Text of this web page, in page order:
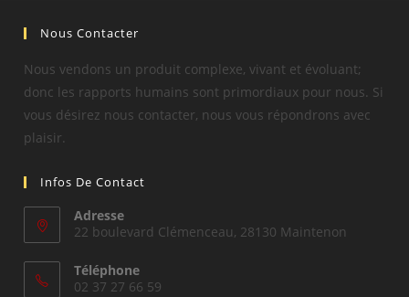
Nous Contacter
Nous vendons un produit complexe, vivant et évoluant;
donc les rapports humains sont primordiaux pour nous. Si
vous désirez nous contacter, nous vous répondrons avec
plaisir.
Infos De Contact
Adresse
22 boulevard Clémenceau, 28130 Maintenon
Téléphone
02 37 27 66 59